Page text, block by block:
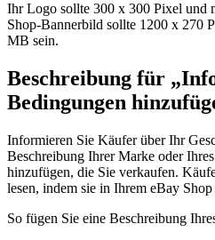
Ihr Logo sollte 300 x 300 Pixel und
Shop-Bannerbild sollte 1200 x 270
MB sein.
Beschreibung für
Bedingungen
Informieren Sie Käufer über Ihr
Beschreibung Ihrer Marke oder
hinzufügen, die Sie verkaufen.
lesen, indem sie in Ihrem eBay Shop
So fügen Sie eine Beschreibung